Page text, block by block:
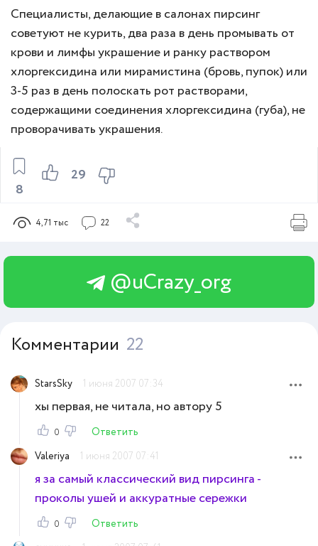
29
8
Специалисты, делающие в салонах пирсинг
советуют не курить, два раза в день промывать от
крови и лимфы украшение и ранку раствором
хлоргексидина или мирамистина (бровь, пупок) или
3-5 раз в день полоскать рот растворами,
содержащими соединения хлоргексидина (губа), не
проворачивать украшения.
4,71 тыс 22
@uCrazy_org
Комментарии 22
StarsSky 1 июня 2007 07:34
хы первая, не читала, но автору 5
0
Ответить
Valeriya
1 июня 2007 07:41
я за самый классический вид пирсинга -
проколы ушей и аккуратные сережки
0
Ответить